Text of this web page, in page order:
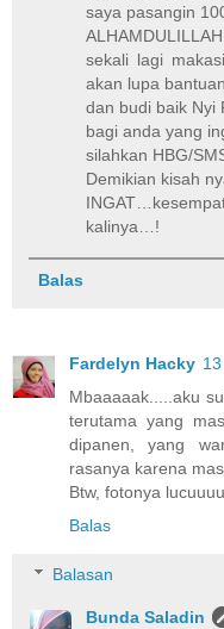
saya pasangin
sekali lagi
akan lupa bantuan.
dan budi baik Nyi
bagi anda yang
silahkan HBG/
Demikian kisah
kalinya…!
Balas
Fardelyn Hacky
Mbaaaaak.....aku
terutama yang
dipanen, yang
rasanya karena
Btw, fotonya
Balas
Balasan
Bunda Saladin